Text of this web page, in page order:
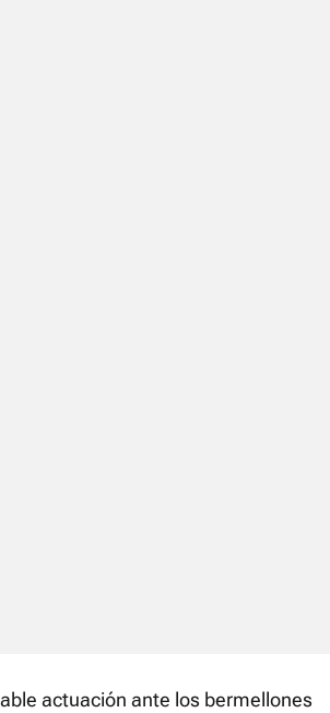
actuación ante los bermellones